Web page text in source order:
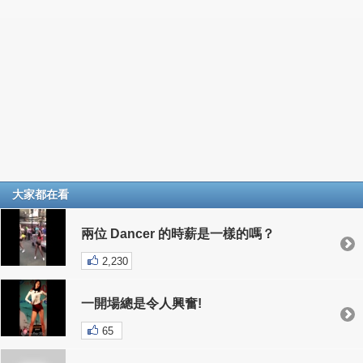
大家都在看
兩位 Dancer 的時薪是一樣的嗎？
2,230
一開場總是令人興奮!
65